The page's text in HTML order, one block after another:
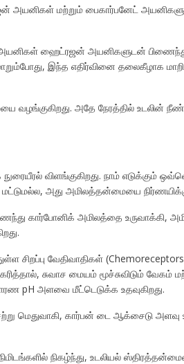
மற்றும் பைகார்பனேட்
அயனிகள் ஹைட்ரஜன் அயனிகளுடன்
இந்த எதிர்வினை தலைகீழாக
வழங்குகிறது. அதே நேரத்தில் உடலின்
விளங்குகிறது. நாம் எடுக்கும்
அது அமிலத்தன்மையை
கார்போனிக் அமிலத்தை உருவாக்கி,
சிறப்பு வேதிவாதிகள்
சுவாச மையம் மூச்சுவிடும் வேகம்
pH அளவை மீட்டெடுக்க உதவுகிறது.
கார்பன் டை ஆக்சைடு அளவு
நிகழ்ந்து, உடலியல்